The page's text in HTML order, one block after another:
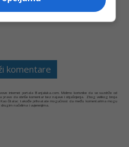
komentare
internet portala Banjaluka.com. Molimo korisnike da se suzdrže od
da obriše komentar bez najave i objašnjenja. Zbog velikog broja
čitalac takođe prihvatate mogućnost da među komentarima mogu
načelima i uvjerenjima.